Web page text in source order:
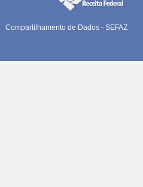
Compartilhamento de Dados - SEFAZ